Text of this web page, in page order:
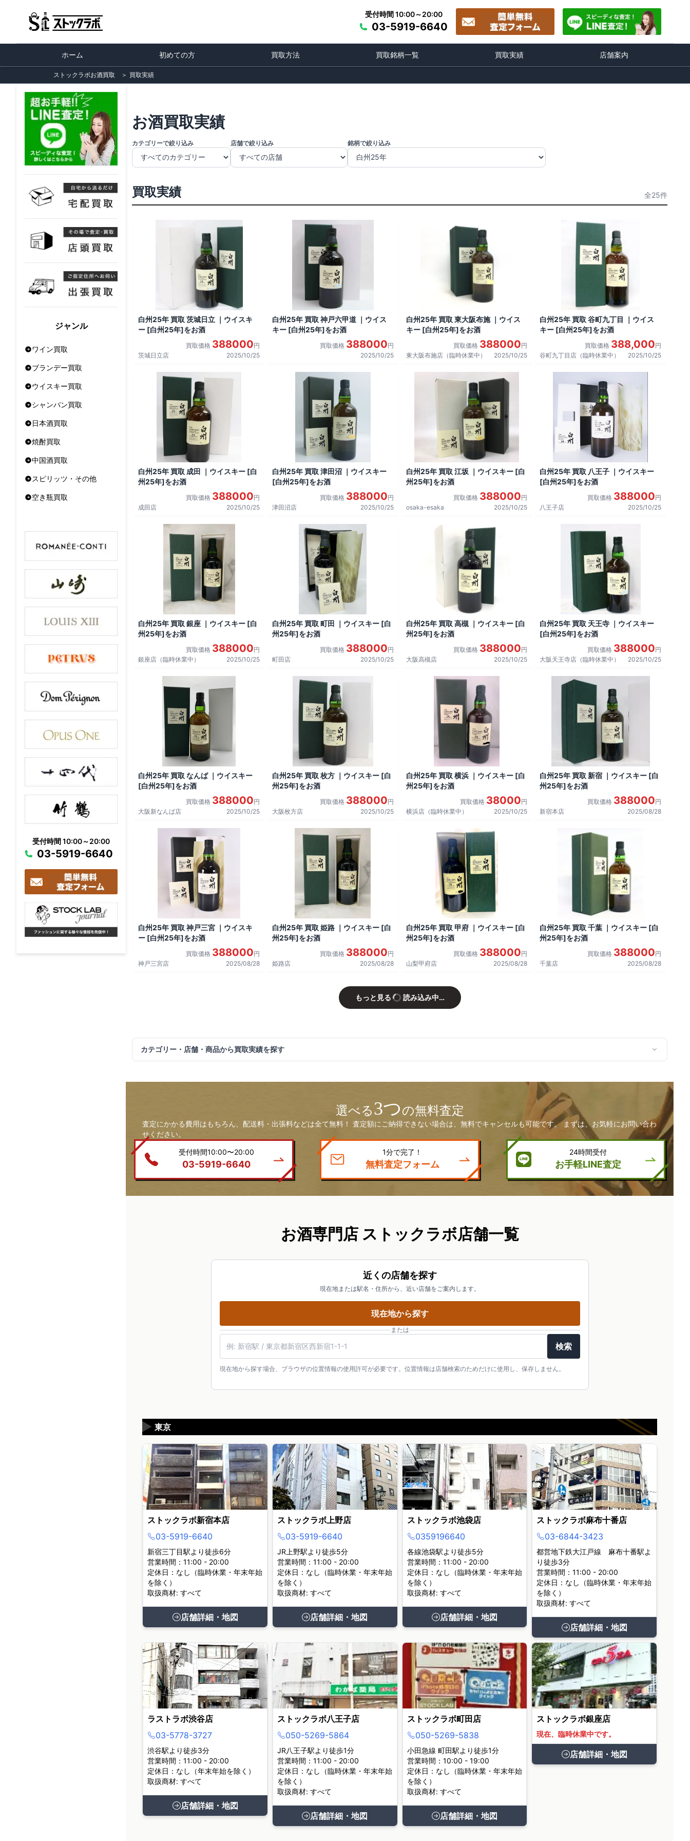
受付時間 10:00～20:00
03-5919-6640
ホーム 初めての方 買取方法 買取銘柄一覧 買取実績 店舗案内
ストックラボお酒買取 ＞ 買取実績
ジャンル
ワイン買取
ブランデー買取
ウイスキー買取
シャンパン買取
日本酒買取
焼酎買取
中国酒買取
スピリッツ・その他
空き瓶買取
受付時間 10:00～20:00
03-5919-6640
お酒買取実績
カテゴリーで絞り込み 店舗で絞り込み 銘柄で絞り込み
買取実績 全25件
白州25年 買取 茨城日立 ｜ウイスキ
ー [白州25年]をお酒
買取価格 388000円
茨城日立店
2025/10/25
白州25年 買取 神戸六甲道 ｜ウイス
キー [白州25年]をお酒
買取価格 388000円
2025/10/25
白州25年 買取 東大阪布施 ｜ウイス
キー [白州25年]をお酒
買取価格 388000円
東大阪布施店（臨時休業中）
2025/10/25
白州25年 買取 谷町九丁目 ｜ウイス
キー [白州25年]をお酒
買取価格 388,000円
谷町九丁目店（臨時休業中）
2025/10/25
白州25年 買取 成田 ｜ウイスキー [白
州25年]をお酒
買取価格 388000円
成田店
2025/10/25
白州25年 買取 津田沼 ｜ウイスキー
[白州25年]をお酒
買取価格 388000円
津田沼店
2025/10/25
白州25年 買取 江坂 ｜ウイスキー [白
州25年]をお酒
買取価格 388000円
osaka-esaka
2025/10/25
白州25年 買取 八王子 ｜ウイスキー
[白州25年]をお酒
買取価格 388000円
八王子店
2025/10/25
白州25年 買取 銀座 ｜ウイスキー [白
州25年]をお酒
買取価格 388000円
銀座店（臨時休業中）
2025/10/25
白州25年 買取 町田 ｜ウイスキー [白
州25年]をお酒
買取価格 388000円
町田店
2025/10/25
白州25年 買取 高槻 ｜ウイスキー [白
州25年]をお酒
買取価格 388000円
大阪高槻店
2025/10/25
白州25年 買取 天王寺 ｜ウイスキー
[白州25年]をお酒
買取価格 388000円
大阪天王寺店（臨時休業中）
2025/10/25
白州25年 買取 なんば ｜ウイスキー
[白州25年]をお酒
買取価格 388000円
大阪新なんば店
2025/10/25
白州25年 買取 枚方 ｜ウイスキー [白
州25年]をお酒
買取価格 388000円
大阪枚方店
2025/10/25
白州25年 買取 横浜 ｜ウイスキー [白
州25年]をお酒
買取価格 38000円
横浜店（臨時休業中）
2025/10/25
白州25年 買取 新宿 ｜ウイスキー [白
州25年]をお酒
買取価格 388000円
新宿本店
2025/08/28
白州25年 買取 神戸三宮 ｜ウイスキ
ー [白州25年]をお酒
買取価格 388000円
神戸三宮店
2025/08/28
白州25年 買取 姫路 ｜ウイスキー [白
州25年]をお酒
買取価格 388000円
姫路店
2025/08/28
白州25年 買取 甲府 ｜ウイスキー [白
州25年]をお酒
買取価格 388000円
山梨甲府店
2025/08/28
白州25年 買取 千葉 ｜ウイスキー [白
州25年]をお酒
買取価格 388000円
千葉店
2025/08/28
もっと見る 読み込み中…
カテゴリー・店舗・商品から買取実績を探す
選べる3つの無料査定
査定にかかる費用はもちろん、配送料・出張料などは全て無料！ 査定額にご納得できない場合は、無料でキャンセルも可能です。 まずは、お気軽にお問い合わ
せください。
受付時間10:00〜20:00
03-5919-6640
1分で完了！
無料査定フォーム
24時間受付
お手軽LINE査定
お酒専門店 ストックラボ店舗一覧
近くの店舗を探す
現在地または駅名・住所から、近い店舗をご案内します。
現在地から探す
または
検索
現在地から探す場合、ブラウザの位置情報の使用許可が必要です。位置情報は店舗検索のためだけに使用し、保存しません。
東京
▶
ストックラボ新宿本店
03-5919-6640
新宿三丁目駅より徒歩6分
営業時間：11:00 - 20:00
定休日：なし（臨時休業・年末年始
を除く）
取扱商材: すべて
店舗詳細・地図
ストックラボ上野店
03-5919-6640
JR上野駅より徒歩5分
営業時間：11:00 - 20:00
定休日：なし（臨時休業・年末年始
を除く）
取扱商材: すべて
店舗詳細・地図
ストックラボ池袋店
0359196640
各線池袋駅より徒歩5分
営業時間：11:00 - 20:00
定休日：なし（臨時休業・年末年始
を除く）
取扱商材: すべて
店舗詳細・地図
ストックラボ麻布十番店
03-6844-3423
都営地下鉄大江戸線 麻布十番駅よ
り徒歩3分
営業時間：11:00 - 20:00
定休日：なし（臨時休業・年末年始
を除く）
取扱商材: すべて
店舗詳細・地図
ラストラボ渋谷店
03-5778-3727
渋谷駅より徒歩3分
営業時間：11:00 - 20:00
定休日：なし（年末年始を除く）
取扱商材: すべて
店舗詳細・地図
ストックラボ八王子店
050-5269-5864
JR八王子駅より徒歩1分
営業時間：11:00 - 20:00
定休日：なし（臨時休業・年末年始
を除く）
取扱商材: すべて
店舗詳細・地図
ストックラボ町田店
050-5269-5838
小田急線 町田駅より徒歩1分
営業時間：10:00 - 19:00
定休日：なし（臨時休業・年末年始
を除く）
取扱商材: すべて
店舗詳細・地図
ストックラボ銀座店
現在、臨時休業中です。
店舗詳細・地図